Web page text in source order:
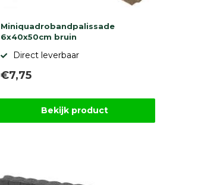
Miniquadrobandpalissade
6x40x50cm bruin
Direct leverbaar
€7,75
Bekijk product